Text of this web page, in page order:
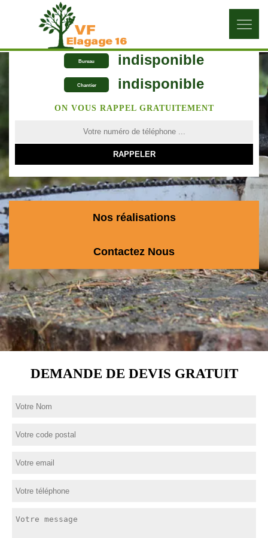
Bureau indisponible
Chantier indisponible
ON VOUS RAPPEL GRATUITEMENT
Nos réalisations
Contactez Nous
DEMANDE DE DEVIS GRATUIT